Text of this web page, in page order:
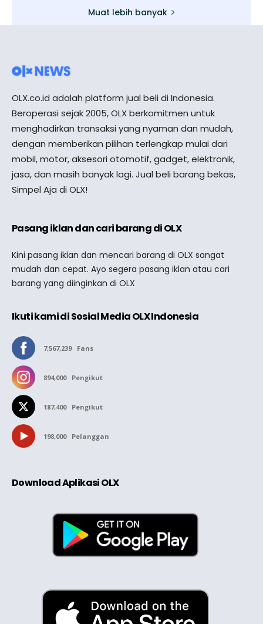
Muat lebih banyak
OLX.co.id adalah platform jual beli di Indonesia.
Beroperasi sejak 2005, OLX berkomitmen untuk
menghadirkan transaksi yang nyaman dan mudah,
dengan memberikan pilihan terlengkap mulai dari
mobil, motor, aksesori otomotif, gadget, elektronik,
jasa, dan masih banyak lagi. Jual beli barang bekas,
Simpel Aja di OLX!
Pasang iklan dan cari barang di OLX
Kini pasang iklan dan mencari barang di OLX sangat
mudah dan cepat. Ayo segera pasang iklan atau cari
barang yang diinginkan di OLX
Ikuti kami di Sosial Media OLX Indonesia
7,567,239 Fans
894,000 Pengikut
187,400 Pengikut
198,000 Pelanggan
Download Aplikasi OLX